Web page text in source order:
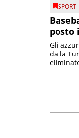
SPORT
posto
Gli
dalla